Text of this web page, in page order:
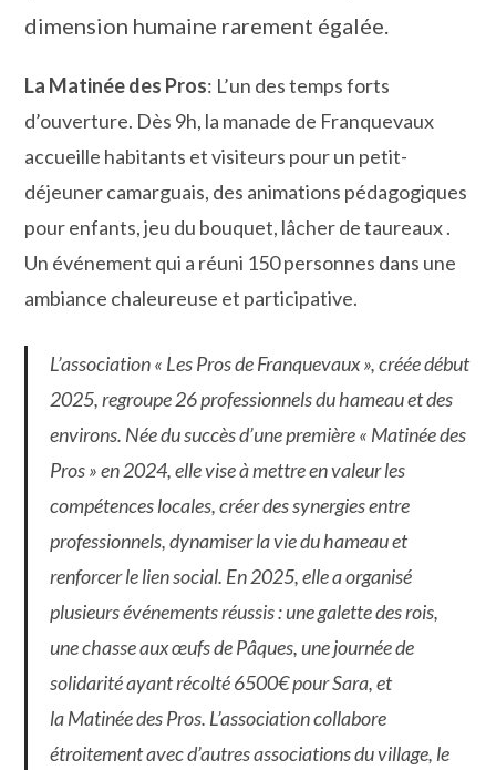
dimension humaine rarement égalée.
La Matinée des Pros: L’un des temps forts
d’ouverture. Dès 9h, la manade de Franquevaux
accueille habitants et visiteurs pour un petit-
déjeuner camarguais, des animations pédagogiques
pour enfants, jeu du bouquet, lâcher de taureaux .
Un événement qui a réuni 150 personnes dans une
ambiance chaleureuse et participative.
L’association « Les Pros de Franquevaux », créée début
2025, regroupe 26 professionnels du hameau et des
environs. Née du succès d’une première « Matinée des
Pros » en 2024, elle vise à mettre en valeur les
compétences locales, créer des synergies entre
professionnels, dynamiser la vie du hameau et
renforcer le lien social. En 2025, elle a organisé
plusieurs événements réussis : une galette des rois,
une chasse aux œufs de Pâques, une journée de
solidarité ayant récolté 6500€ pour Sara, et
la Matinée des Pros. L’association collabore
étroitement avec d’autres associations du village, le